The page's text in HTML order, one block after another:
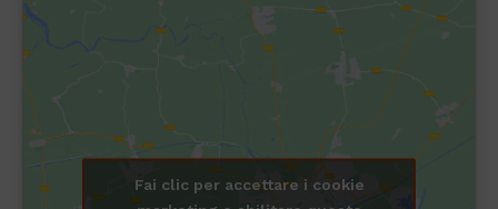
Fai clic per accettare i cookie